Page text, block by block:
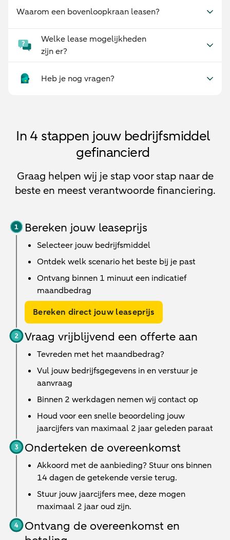
Waarom een bovenloopkraan leasen?
Welke lease mogelijkheden
zijn er?
Heb je nog vragen?
In 4 stappen jouw bedrijfsmiddel
gefinancierd
Graag helpen wij je stap voor stap naar de
beste en meest verantwoorde financiering.
Bereken jouw leaseprijs
Selecteer jouw bedrijfsmiddel
Ontdek welk scenario het beste bij je past
Ontvang binnen 1 minuut een indicatief
maandbedrag
Bereken direct jouw leaseprijs
Vraag vrijblijvend een offerte aan
Tevreden met het maandbedrag?
Vul jouw bedrijfsgegevens in en verstuur je
aanvraag
Binnen 2 werkdagen nemen wij contact op
Houd voor een snelle beoordeling jouw
jaarcijfers van maximaal 2 jaar geleden paraat
Onderteken de overeenkomst
Akkoord met de aanbieding? Stuur ons binnen
14 dagen de getekende versie terug.
Stuur jouw jaarcijfers mee, deze mogen
maximaal 2 jaar oud zijn.
Ontvang de overeenkomst en